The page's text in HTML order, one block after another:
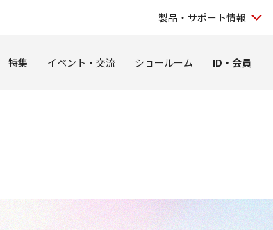
製品・サポート情報
特集 イベント・交流 ショールーム ID・会員